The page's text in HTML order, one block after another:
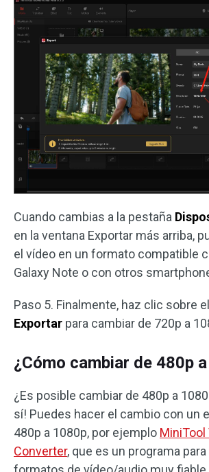
Cuando cambias a la pestaña
en la ventana Exportar más arriba,
el vídeo en un formato compatible
Galaxy Note o con otros
Paso 5. Finalmente, haz clic sobre
Exportar para cambiar de 720p a
¿Cómo cambiar de 480p
¿Es posible cambiar de 480p a
sí! Puedes hacer el cambio con un
480p a 1080p, por ejemplo MiniTool
Converter, que es un programa